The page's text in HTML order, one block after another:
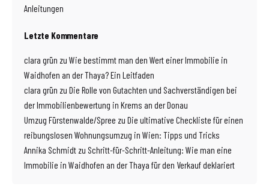
Anleitungen
Letzte Kommentare
clara grün zu Wie bestimmt man den Wert einer Immobilie in
Waidhofen an der Thaya? Ein Leitfaden
clara grün zu Die Rolle von Gutachten und Sachverständigen bei
der Immobilienbewertung in Krems an der Donau
Umzug Fürstenwalde/Spree zu Die ultimative Checkliste für einen
reibungslosen Wohnungsumzug in Wien: Tipps und Tricks
Annika Schmidt zu Schritt-für-Schritt-Anleitung: Wie man eine
Immobilie in Waidhofen an der Thaya für den Verkauf deklariert